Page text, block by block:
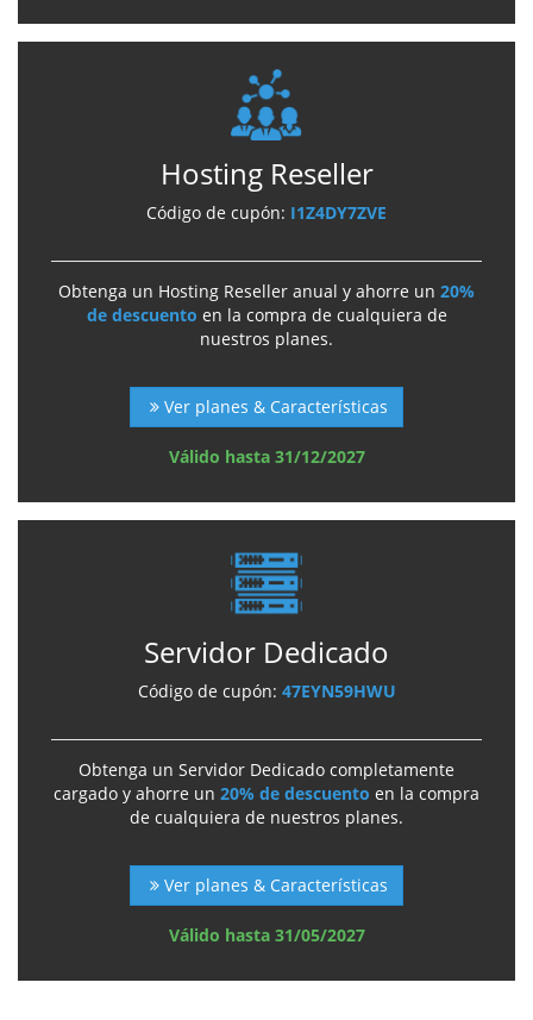
Hosting Reseller
Código de cupón: I1Z4DY7ZVE
Obtenga un Hosting Reseller anual y ahorre un 20%
de descuento en la compra de cualquiera de
nuestros planes.
Ver planes & Características
Válido hasta 31/12/2027
Servidor Dedicado
Código de cupón: 47EYN59HWU
Obtenga un Servidor Dedicado completamente
cargado y ahorre un 20% de descuento en la compra
de cualquiera de nuestros planes.
Ver planes & Características
Válido hasta 31/05/2027